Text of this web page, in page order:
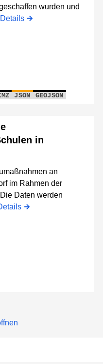
wurden und
Details
JSON GEOJSON
in
an
im Rahmen der
Daten werden